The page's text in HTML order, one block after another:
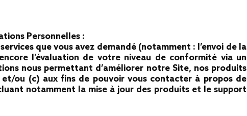
Personnelles :
que vous avez demandé (notamment : l’envoi de la
l’évaluation de votre niveau de conformité via un
nous permettant d’améliorer notre Site, nos produits
ou (c) aux fins de pouvoir vous contacter à propos de
notamment la mise à jour des produits et le support